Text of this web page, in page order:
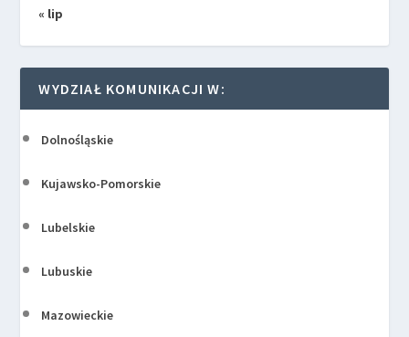
« lip
WYDZIAŁ KOMUNIKACJI W:
Dolnośląskie
Kujawsko-Pomorskie
Lubelskie
Lubuskie
Mazowieckie